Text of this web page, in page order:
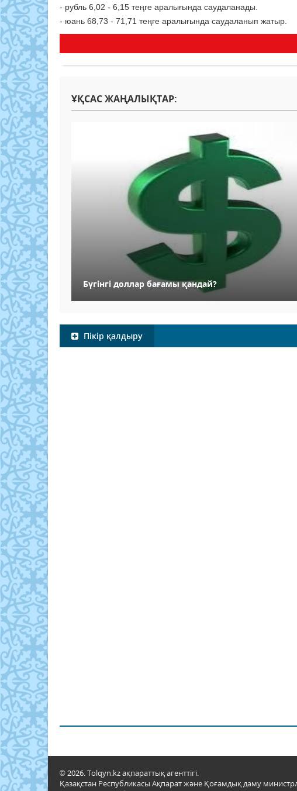
- рубль 6,02 - 6,15 теңге аралығында саудаланады.
- юань 68,73 - 71,71 теңге аралығында саудаланып жатыр.
ҰҚСАС ЖАҢАЛЫҚТАР:
Бүгінгі доллар бағамы қандай?
Пікір қалдыру
© 2026. Tolqyn.kz ақпараттық агенттігі.
Қазақстан Республикасы Ақпарат және Қоғамдық даму